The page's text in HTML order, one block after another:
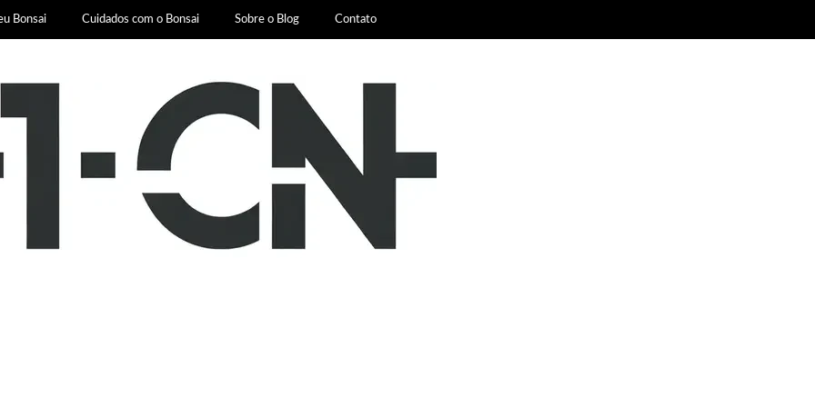
Bonsai Cuidados com o Bonsai Sobre o Blog Contato